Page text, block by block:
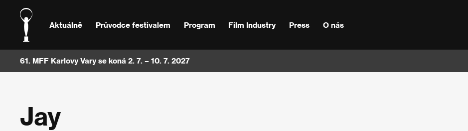
Aktuálně Průvodce festivalem Program Film Industry Press O nás
61. MFF Karlovy Vary se koná 2. 7. – 10. 7. 2027
Jay